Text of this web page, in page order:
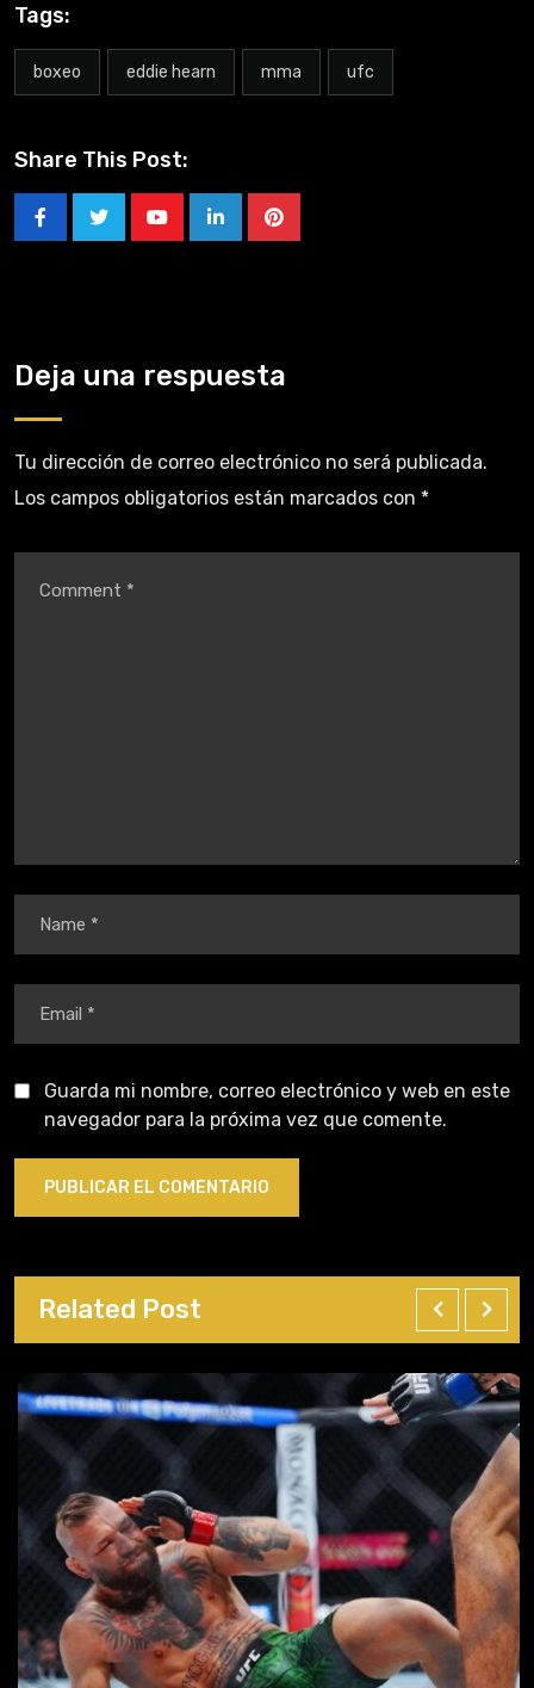
Tags:
boxeo eddie hearn mma ufc
Share This Post:
Deja una respuesta
Tu dirección de correo electrónico no será publicada.
Los campos obligatorios están marcados con *
Guarda mi nombre, correo electrónico y web en este
navegador para la próxima vez que comente.
Related Post